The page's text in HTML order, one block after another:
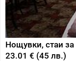
Нощувки, стаи за
23.01 € (45 лв.)